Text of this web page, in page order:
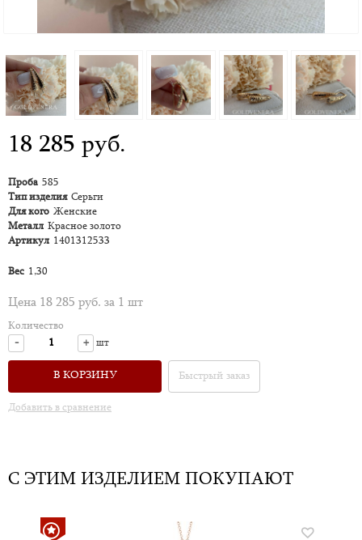
18 285 руб.
Проба 585
Тип изделия Серьги
Для кого Женские
Металл Красное золото
Артикул 1401312533
Вес 1,30
Цена 18 285 руб. за 1 шт
Количество
-
+ шт
В КОРЗИНУ Быстрый заказ
Добавить в сравнение
С ЭТИМ ИЗДЕЛИЕМ ПОКУПАЮТ